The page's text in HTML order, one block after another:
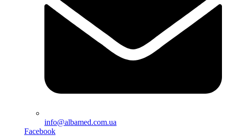
info@albamed.com.ua
Facebook